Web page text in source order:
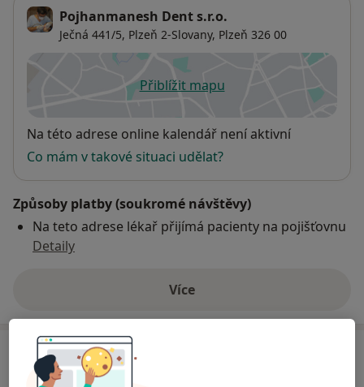
Pojhanmanesh Dent s.r.o.
Ječná 441/5, Plzeň 2-Slovany, Plzeň 326 00
Přiblížit mapuse otevře v nové záložce
Dostupnost
Na této adrese online kalendář není aktivní
Co mám v takové situaci udělat?
Způsoby platby (soukromé návštěvy)
Na teto adrese lékař přijímá pacienty na pojišťovnu
Detaily
Víceo adrese
Názory